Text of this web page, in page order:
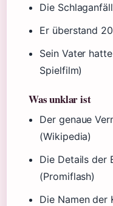
Die
Er überstand
Sein Vater
Spielfilm)
Was unklar ist
Der genaue
(Wikipedia)
Die Details der
(Promiflash)
Die Namen